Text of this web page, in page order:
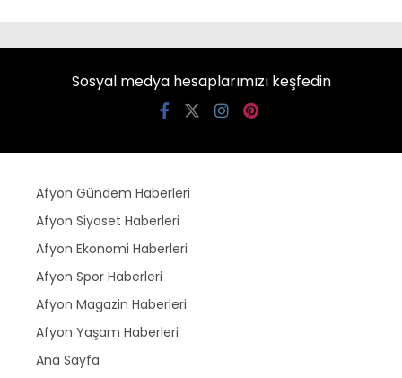
Sosyal medya hesaplarımızı keşfedin
Afyon Gündem Haberleri
Afyon Siyaset Haberleri
Afyon Ekonomi Haberleri
Afyon Spor Haberleri
Afyon Magazin Haberleri
Afyon Yaşam Haberleri
Ana Sayfa